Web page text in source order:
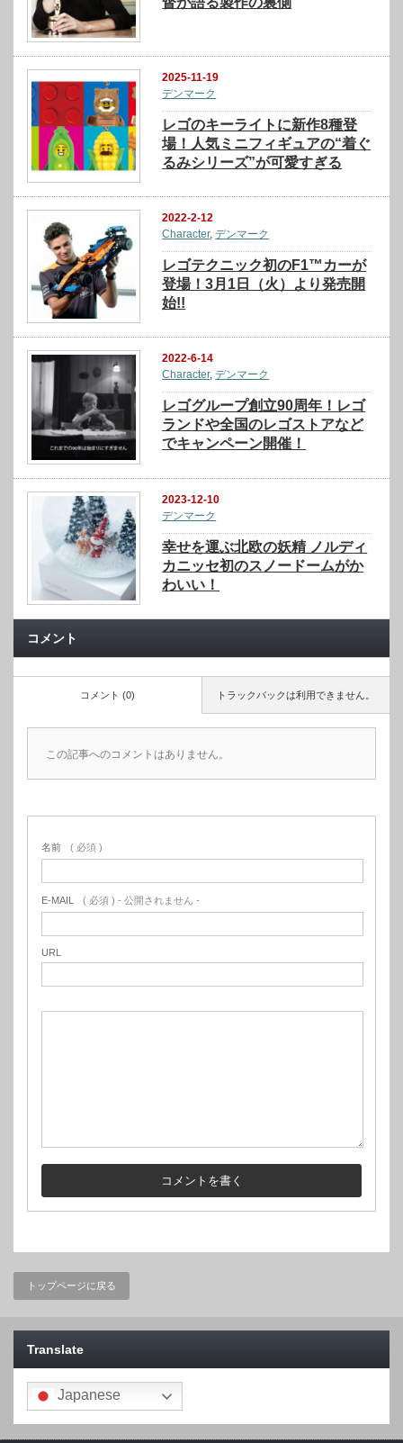
2025-11-19
デンマーク
レゴのキーライトに新作8種登
場！人気ミニフィギュアの“着ぐ
るみシリーズ”が可愛すぎる
2022-2-12
Character,デンマーク
レゴテクニック初のF1™カーが
登場！3月1日（火）より発売開
始!!
2022-6-14
Character,デンマーク
レゴグループ創立90周年！レゴ
ランドや全国のレゴストアなど
でキャンペーン開催！
2023-12-10
デンマーク
幸せを運ぶ北欧の妖精 ノルディ
カニッセ初のスノードームがか
わいい！
コメント
トラックバックは利用できません。
コメント (0)
この記事へのコメントはありません。
名前 ( 必須 )
E-MAIL ( 必須 ) - 公開されません -
URL
トップページに戻る
Translate
Japanese